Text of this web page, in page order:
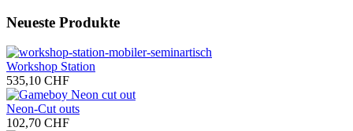
Neueste Produkte
Workshop Station
535,10 CHF
Neon-Cut outs
102,70 CHF